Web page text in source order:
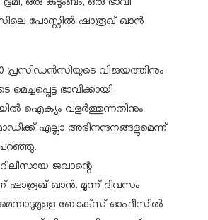
പോസ്റ്റില്‍ ഷാരൂഖ് ഖാന്‍
പ്രസിഡന്‍സിയുടെ വിജയത്തിനും
ഭാവിക്കായി
ഐക്യം വളര്‍ത്തുന്നതിനും
എല്ലാ അഭിനന്ദനങ്ങളുമെന്ന്
ജവാന്റെ
ഷാരൂഖ് ഖാന്‍. മൂന്ന് ദിവസം
ബോക്‌സ് ഓഫീസില്‍